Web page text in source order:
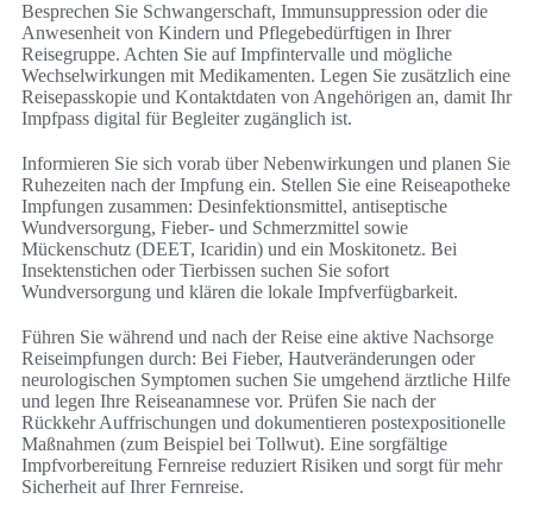
Besprechen Sie Schwangerschaft, Immunsuppression oder die
Anwesenheit von Kindern und Pflegebedürftigen in Ihrer
Reisegruppe. Achten Sie auf Impfintervalle und mögliche
Wechselwirkungen mit Medikamenten. Legen Sie zusätzlich eine
Reisepasskopie und Kontaktdaten von Angehörigen an, damit Ihr
Impfpass digital für Begleiter zugänglich ist.
Informieren Sie sich vorab über Nebenwirkungen und planen Sie
Ruhezeiten nach der Impfung ein. Stellen Sie eine Reiseapotheke
Impfungen zusammen: Desinfektionsmittel, antiseptische
Wundversorgung, Fieber- und Schmerzmittel sowie
Mückenschutz (DEET, Icaridin) und ein Moskitonetz. Bei
Insektenstichen oder Tierbissen suchen Sie sofort
Wundversorgung und klären die lokale Impfverfügbarkeit.
Führen Sie während und nach der Reise eine aktive Nachsorge
Reiseimpfungen durch: Bei Fieber, Hautveränderungen oder
neurologischen Symptomen suchen Sie umgehend ärztliche Hilfe
und legen Ihre Reiseanamnese vor. Prüfen Sie nach der
Rückkehr Auffrischungen und dokumentieren postexpositionelle
Maßnahmen (zum Beispiel bei Tollwut). Eine sorgfältige
Impfvorbereitung Fernreise reduziert Risiken und sorgt für mehr
Sicherheit auf Ihrer Fernreise.